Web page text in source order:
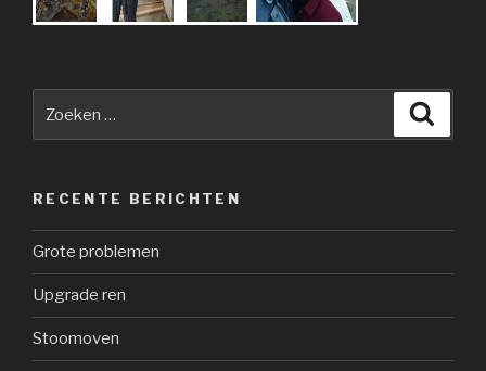
naar:
RECENTE BERICHTEN
Grote problemen
Upgrade ren
Stoomoven